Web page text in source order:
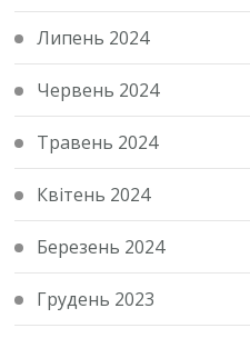
Липень 2024
Червень 2024
Травень 2024
Квітень 2024
Березень 2024
Грудень 2023